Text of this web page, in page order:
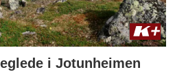
i Jotunheimen